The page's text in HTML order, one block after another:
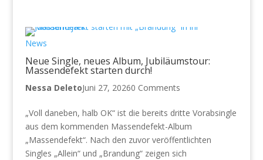
News
Neue Single, neues Album, Jubiläumstour:
Massendefekt starten durch!
Nessa DeletoJuni 27, 20260 Comments
„Voll daneben, halb OK“ ist die bereits dritte Vorabsingle
aus dem kommenden Massendefekt-Album
„Massendefekt“. Nach den zuvor veröffentlichten
Singles „Allein“ und „Brandung“ zeigen sich